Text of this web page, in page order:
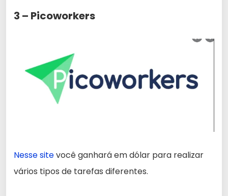
3 – Picoworkers
Nesse sitevocê ganhará em dólar para realizar
vários tipos de tarefas diferentes.